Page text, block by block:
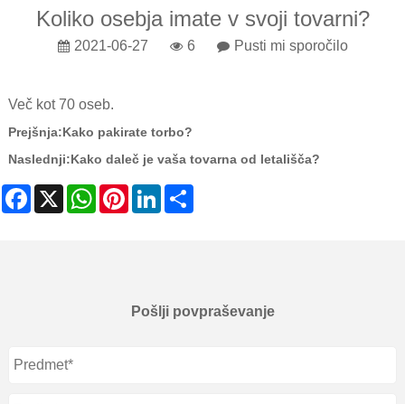
Koliko osebja imate v svoji tovarni?
2021-06-27 6 Pusti mi sporočilo
Več kot 70 oseb.
Prejšnja:Kako pakirate torbo?
Naslednji:Kako daleč je vaša tovarna od letališča?
Facebook
X WhatsAppPinterestLinkedIn
Pošlji povpraševanje